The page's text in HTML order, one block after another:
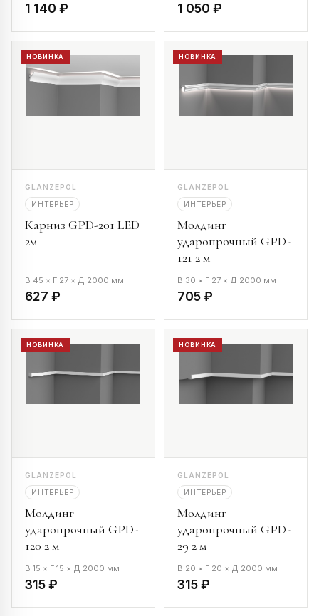
1 140 ₽ 1 050 ₽
НОВИНКА
GLANZEPOL
ИНТЕРЬЕР
Карниз GPD-201 LED
2м
В 45 × Г 27 × Д 2000 мм
627 ₽
НОВИНКА
GLANZEPOL
ИНТЕРЬЕР
Молдинг
ударопрочный GPD-
121 2 м
В 30 × Г 27 × Д 2000 мм
705 ₽
НОВИНКА
GLANZEPOL
ИНТЕРЬЕР
Молдинг
ударопрочный GPD-
120 2 м
В 15 × Г 15 × Д 2000 мм
315 ₽
НОВИНКА
GLANZEPOL
ИНТЕРЬЕР
Молдинг
ударопрочный GPD-
29 2 м
В 20 × Г 20 × Д 2000 мм
315 ₽